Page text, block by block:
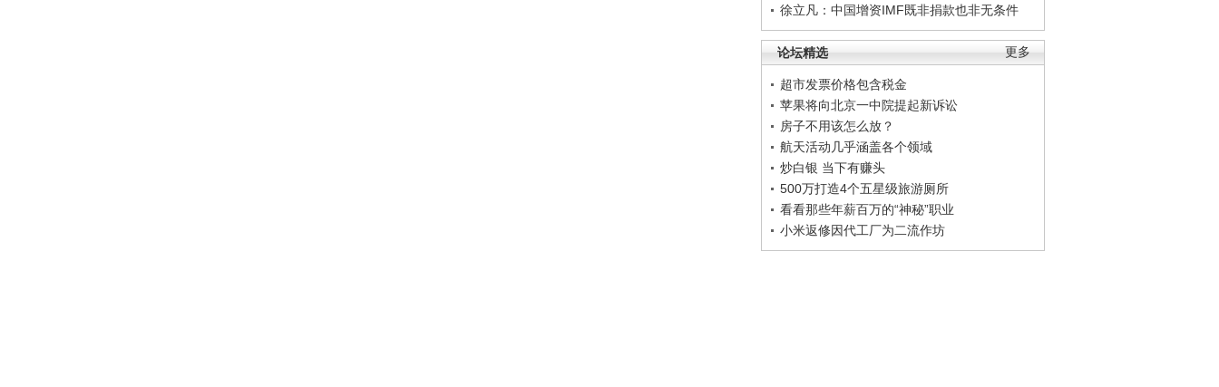
徐立凡：中国增资IMF既非捐款也非无条件
更多
论坛精选
超市发票价格包含税金
苹果将向北京一中院提起新诉讼
房子不用该怎么放？
航天活动几乎涵盖各个领域
炒白银 当下有赚头
500万打造4个五星级旅游厕所
看看那些年薪百万的“神秘”职业
小米返修因代工厂为二流作坊